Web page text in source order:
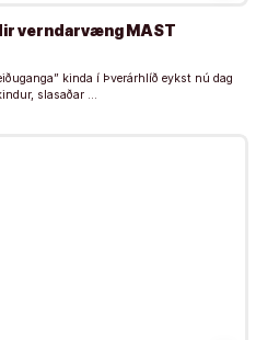
verndarvæng MAST
kinda í Þverárhlíð eykst nú dag
slasaðar …